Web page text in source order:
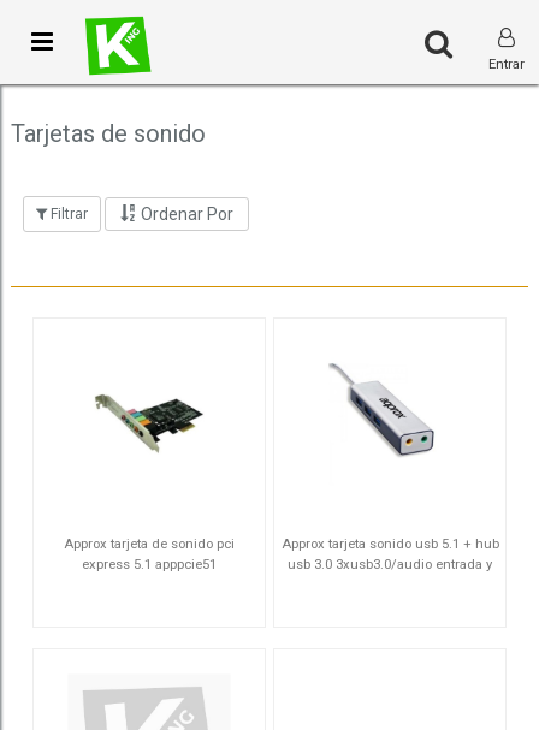
Toggle
navigation
Entrar
Tarjetas de sonido
Filtrar Ordenar Por
Approx tarjeta de sonido pci
express 5.1 apppcie51
Approx tarjeta sonido usb 5.1 + hub
usb 3.0 3xusb3.0/audio entrada y